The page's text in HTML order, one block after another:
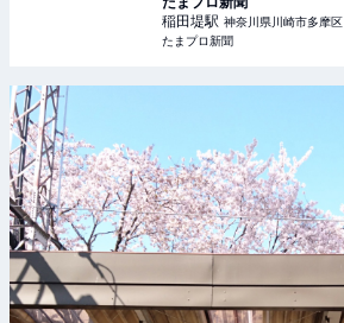
稲田堤駅 神奈川県川崎市多摩区
たまプロ新聞